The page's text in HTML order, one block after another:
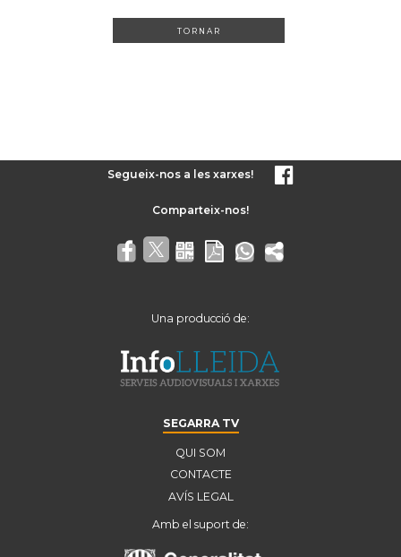
TORNAR
Segueix-nos a les xarxes!
Una producció de:
SEGARRA TV
QUI SOM
CONTACTE
AVÍS LEGAL
Amb el suport de: